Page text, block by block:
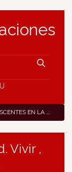
RED. VIVIR , LEER Y ESCRIBIR EN INTERNET
Vivir ,